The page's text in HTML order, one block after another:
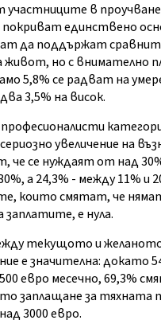
в
единствено
да поддържат
но с внимателно
5,8% се радват на
3,5% на висок.
увеличение на
че се нуждаят от над
а 24,3% - между 11%
които смятат, че
заплатите, е нула.
текущото и
е значителна: докато
евро месечно, 69,3%
заплащане за тяхната
3000 евро.